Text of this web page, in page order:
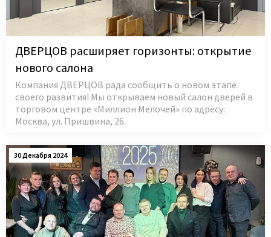
ДВЕРЦОВ расширяет горизонты: открытие
нового салона
Компания ДВЕРЦОВ рада сообщить о новом этапе
своего развития! Мы открываем новый салон дверей в
торговом центре «Миллион Мелочей» по адресу:
Москва, ул. Пришвина, 26.
30 Декабря 2024